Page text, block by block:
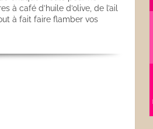
à café d’huile d’olive, de l’ail
à fait faire flamber vos